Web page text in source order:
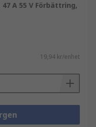
47 A 55 V Förbättring,
19,94 kr/enhet